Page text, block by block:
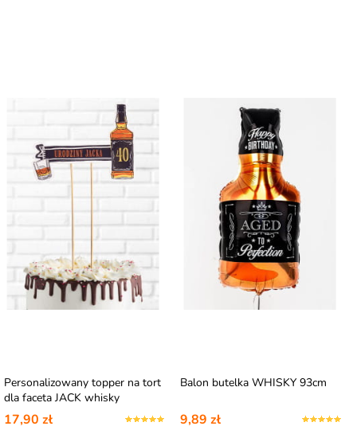
Personalizowany topper na tort
dla faceta JACK whisky
17,90 zł
Balon butelka WHISKY 93cm
9,89 zł